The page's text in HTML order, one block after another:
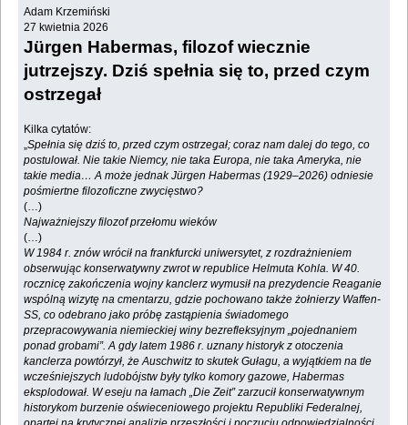
Adam Krzemiński
27 kwietnia 2026
Jürgen Habermas, filozof wiecznie
jutrzejszy. Dziś spełnia się to, przed czym
ostrzegał
Kilka cytatów:
„Spełnia się dziś to, przed czym ostrzegał; coraz nam dalej do tego, co
postulował. Nie takie Niemcy, nie taka Europa, nie taka Ameryka, nie
takie media… A może jednak Jürgen Habermas (1929–2026) odniesie
pośmiertne filozoficzne zwycięstwo?
(…)
Najważniejszy filozof przełomu wieków
(…)
W 1984 r. znów wrócił na frankfurcki uniwersytet, z rozdrażnieniem
obserwując konserwatywny zwrot w republice Helmuta Kohla. W 40.
rocznicę zakończenia wojny kanclerz wymusił na prezydencie Reaganie
wspólną wizytę na cmentarzu, gdzie pochowano także żołnierzy Waffen-
SS, co odebrano jako próbę zastąpienia świadomego
przepracowywania niemieckiej winy bezrefleksyjnym „pojednaniem
ponad grobami”. A gdy latem 1986 r. uznany historyk z otoczenia
kanclerza powtórzył, że Auschwitz to skutek Gułagu, a wyjątkiem na tle
wcześniejszych ludobójstw były tylko komory gazowe, Habermas
eksplodował. W eseju na łamach „Die Zeit” zarzucił konserwatywnym
historykom burzenie oświeceniowego projektu Republiki Federalnej,